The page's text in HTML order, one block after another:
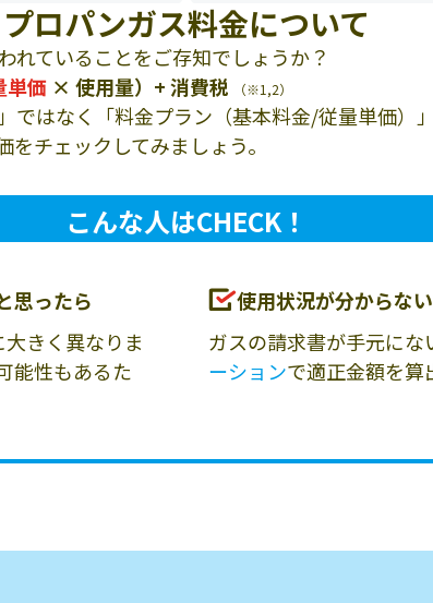
プロパンガス料金について
れていることをご存知でしょうか？
単価 × 使用量）+ 消費税 （※1,2）
ではなく「料金プラン（基本料金/従量単価）
チェックしてみましょう。
こんな人はCHECK！
思ったら
きく異なりま
能性もあるた
使用状況が分からない
ガスの請求書が手元にな
ーションで適正金額を算